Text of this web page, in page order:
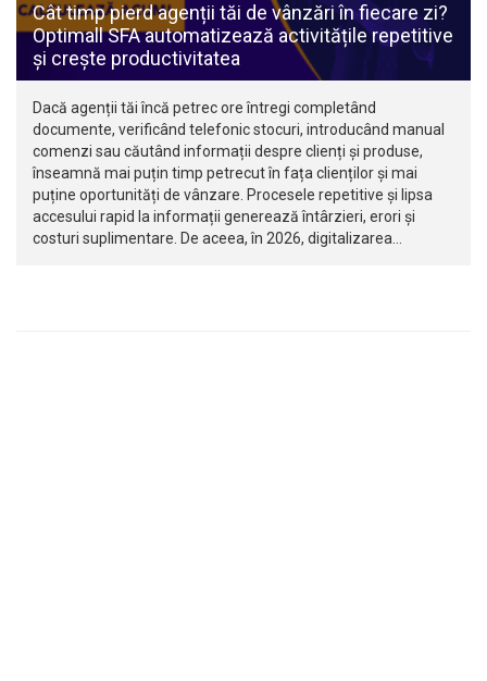
Cât timp pierd agenții tăi de vânzări în fiecare zi?
Optimall SFA automatizează activitățile repetitive
și crește productivitatea
Dacă agenții tăi încă petrec ore întregi completând
documente, verificând telefonic stocuri, introducând manual
comenzi sau căutând informații despre clienți și produse,
înseamnă mai puțin timp petrecut în fața clienților și mai
puține oportunități de vânzare. Procesele repetitive și lipsa
accesului rapid la informații generează întârzieri, erori și
costuri suplimentare. De aceea, în 2026, digitalizarea…